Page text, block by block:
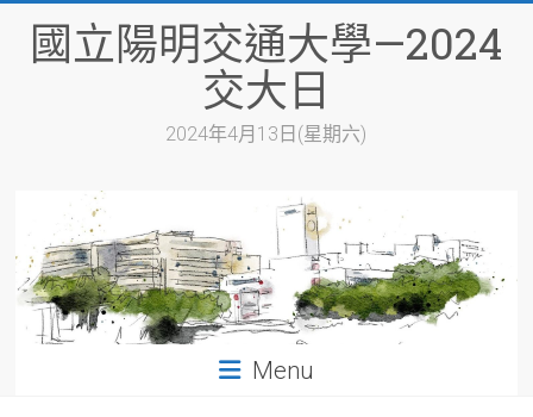
content國立陽明交通大學—2024
交大日
2024年4月13日(星期六)
Menu